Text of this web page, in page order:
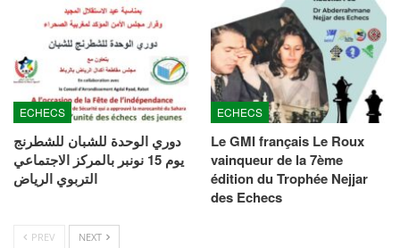
ECHECS
دوري الوحدة للشبان للشطرنج
يوم 15 نونبر بالمركز الاجتماعي
التربوي الرياض
ECHECS
Le GMI français Le Roux
vainqueur de la 7ème
édition du Trophée Nejjar
des Echecs
PREV NEXT